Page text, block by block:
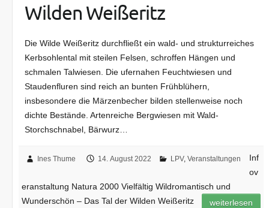
Wilden Weißeritz
Die Wilde Weißeritz durchfließt ein wald- und strukturreiches
Kerbsohlental mit steilen Felsen, schroffen Hängen und
schmalen Talwiesen. Die ufernahen Feuchtwiesen und
Staudenfluren sind reich an bunten Frühblühern,
insbesondere die Märzenbecher bilden stellenweise noch
dichte Bestände. Artenreiche Bergwiesen mit Wald-
Storchschnabel, Bärwurz…
Ines Thume 14. August 2022 LPV,Veranstaltungen
Inf
ov
eranstaltung Natura 2000 Vielfältig Wildromantisch und
Wunderschön – Das Tal der Wilden Weißeritz
weiterlesen